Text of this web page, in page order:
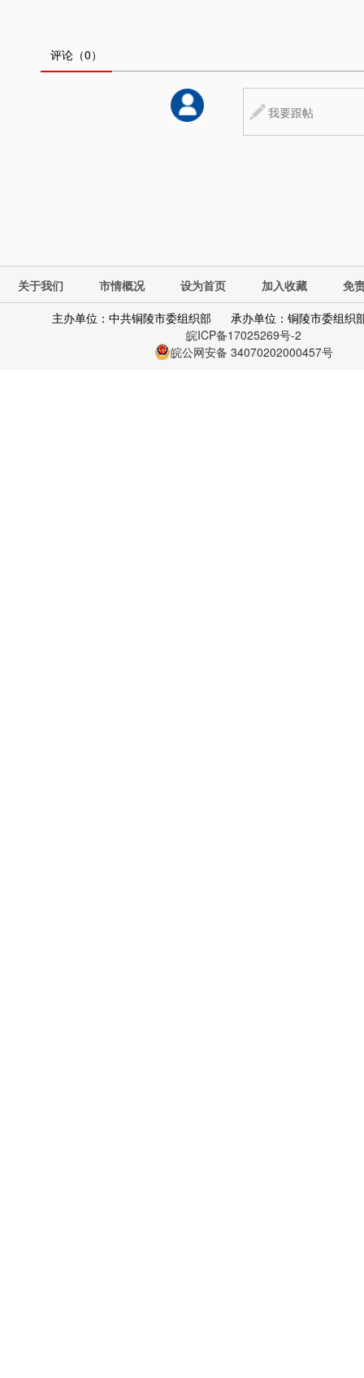
评论 （0）
关于我们 市情概况 设为首页 加入收藏
免
主办单位：中共铜陵市委组织部
承办单位：铜陵市委组织
皖ICP备17025269号-2
皖公网安备 34070202000457号